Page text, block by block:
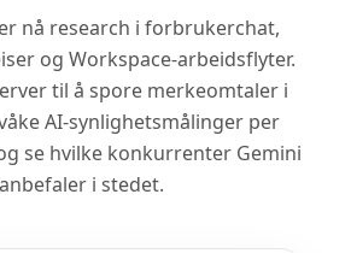
nå research i forbrukerchat,
og Workspace-arbeidsflyter.
til å spore merkeomtaler i
AI-synlighetsmålinger per
se hvilke konkurrenter Gemini
anbefaler i stedet.